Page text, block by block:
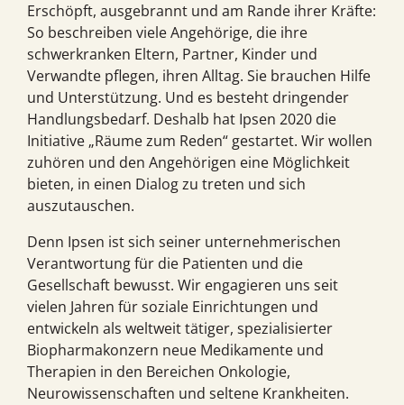
Erschöpft, ausgebrannt und am Rande ihrer Kräfte:
So beschreiben viele Angehörige, die ihre
schwerkranken Eltern, Partner, Kinder und
Verwandte pflegen, ihren Alltag. Sie brauchen Hilfe
und Unterstützung. Und es besteht dringender
Handlungsbedarf. Deshalb hat Ipsen 2020 die
Initiative „Räume zum Reden“ gestartet. Wir wollen
zuhören und den Angehörigen eine Möglichkeit
bieten, in einen Dialog zu treten und sich
auszutauschen.
Denn Ipsen ist sich seiner unternehmerischen
Verantwortung für die Patienten und die
Gesellschaft bewusst. Wir engagieren uns seit
vielen Jahren für soziale Einrichtungen und
entwickeln als weltweit tätiger, spezialisierter
Biopharmakonzern neue Medikamente und
Therapien in den Bereichen Onkologie,
Neurowissenschaften und seltene Krankheiten.